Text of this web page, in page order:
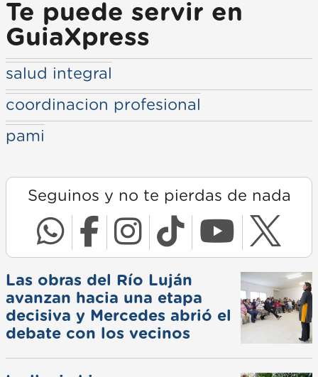
Te puede servir en
GuiaXpress
salud integral
coordinacion profesional
pami
Seguinos y no te pierdas de nada
Las obras del Río Luján
avanzan hacia una etapa
decisiva y Mercedes abrió el
debate con los vecinos